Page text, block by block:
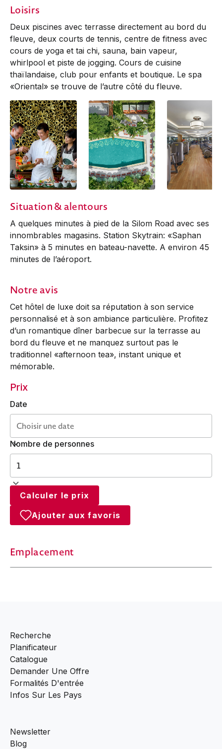
Loisirs
Deux piscines avec terrasse directement au bord du
fleuve, deux courts de tennis, centre de fitness avec
cours de yoga et tai chi, sauna, bain vapeur,
whirlpool et piste de jogging. Cours de cuisine
thaïlandaise, club pour enfants et boutique. Le spa
«Oriental» se trouve de l’autre côté du fleuve.
Situation & alentours
A quelques minutes à pied de la Silom Road avec ses
innombrables magasins. Station Skytrain: «Saphan
Taksin» à 5 minutes en bateau-navette. A environ 45
minutes de l’aéroport.
Notre avis
Cet hôtel de luxe doit sa réputation à son service
­personnalisé et à son ambiance particulière. Profitez
d’un romantique dîner barbecue sur la terrasse au
bord du fleuve et ne manquez surtout pas le
traditionnel «afternoon tea», instant unique et
mémorable.
Prix
Date
Nombre de personnes
Calculer le prix
Ajouter aux favoris
Emplacement
Recherche
Planificateur
Catalogue
Demander Une Offre
Formalités D'entrée
Infos Sur Les Pays
Newsletter
Blog